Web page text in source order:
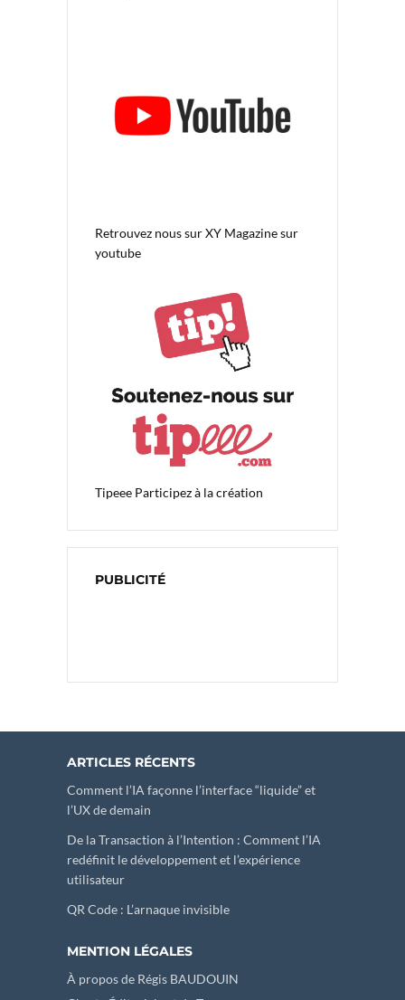
Retrouvez nous surXY Magazine sur
youtube
Tipeee Participez à la création
PUBLICITÉ
ARTICLES RÉCENTS
Comment l’IA façonne l’interface “liquide” et
l’UX de demain
De la Transaction à l’Intention : Comment l’IA
redéfinit le développement et l’expérience
utilisateur
QR Code : L’arnaque invisible
MENTION LÉGALES
À propos de Régis BAUDOUIN